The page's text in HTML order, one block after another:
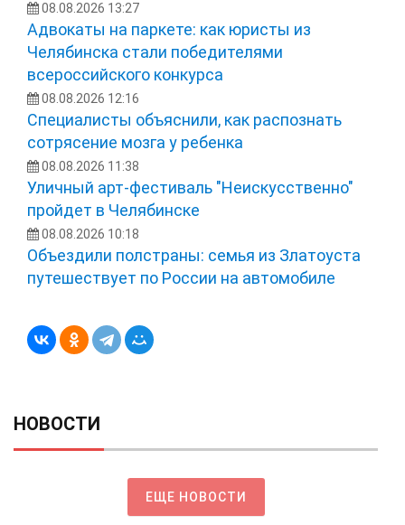
08.08.2026 13:27
Адвокаты на паркете: как юристы из
Челябинска стали победителями
всероссийского конкурса
08.08.2026 12:16
Специалисты объяснили, как распознать
сотрясение мозга у ребенка
08.08.2026 11:38
Уличный арт-фестиваль "Неискусственно"
пройдет в Челябинске
08.08.2026 10:18
Объездили полстраны: семья из Златоуста
путешествует по России на автомобиле
НОВОСТИ
ЕЩЕ НОВОСТИ